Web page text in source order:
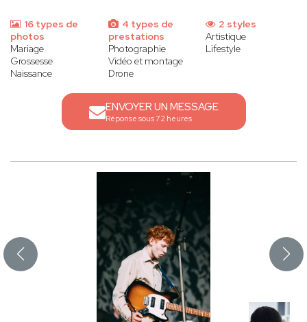
16 types de
photos
Mariage
Grossesse
Naissance
4 types de
prestations
Photographie
Vidéo et montage
Drone
2 styles
Artistique
Lifestyle
ENVOYER UN MESSAGE
Réponse sous 72 heures